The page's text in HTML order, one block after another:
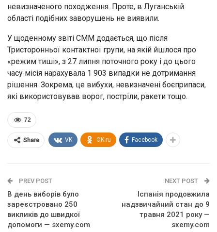
невизначеного походження. Проте, в Луганській
області подібних заворушень не виявили.
У щоденному звіті СММ додається, що після
Тристоронньої контактної групи, на якій йшлося про
«режим тиші», з 27 липня поточного року і до цього
часу місія нарахувала 1 903 випадки не дотримання
рішення. Зокрема, це вибухи, невизначені боєприпаси,
які використовував ворог, постріли, ракети тощо.
72
Share VK OK.ru Facebook
PREV POST
В день виборів було
зареєстровано 250
викликів до швидкої
допомоги — sxemy.com
NEXT POST
Іспанія продовжила
надзвичайний стан до 9
травня 2021 року —
sxemy.com